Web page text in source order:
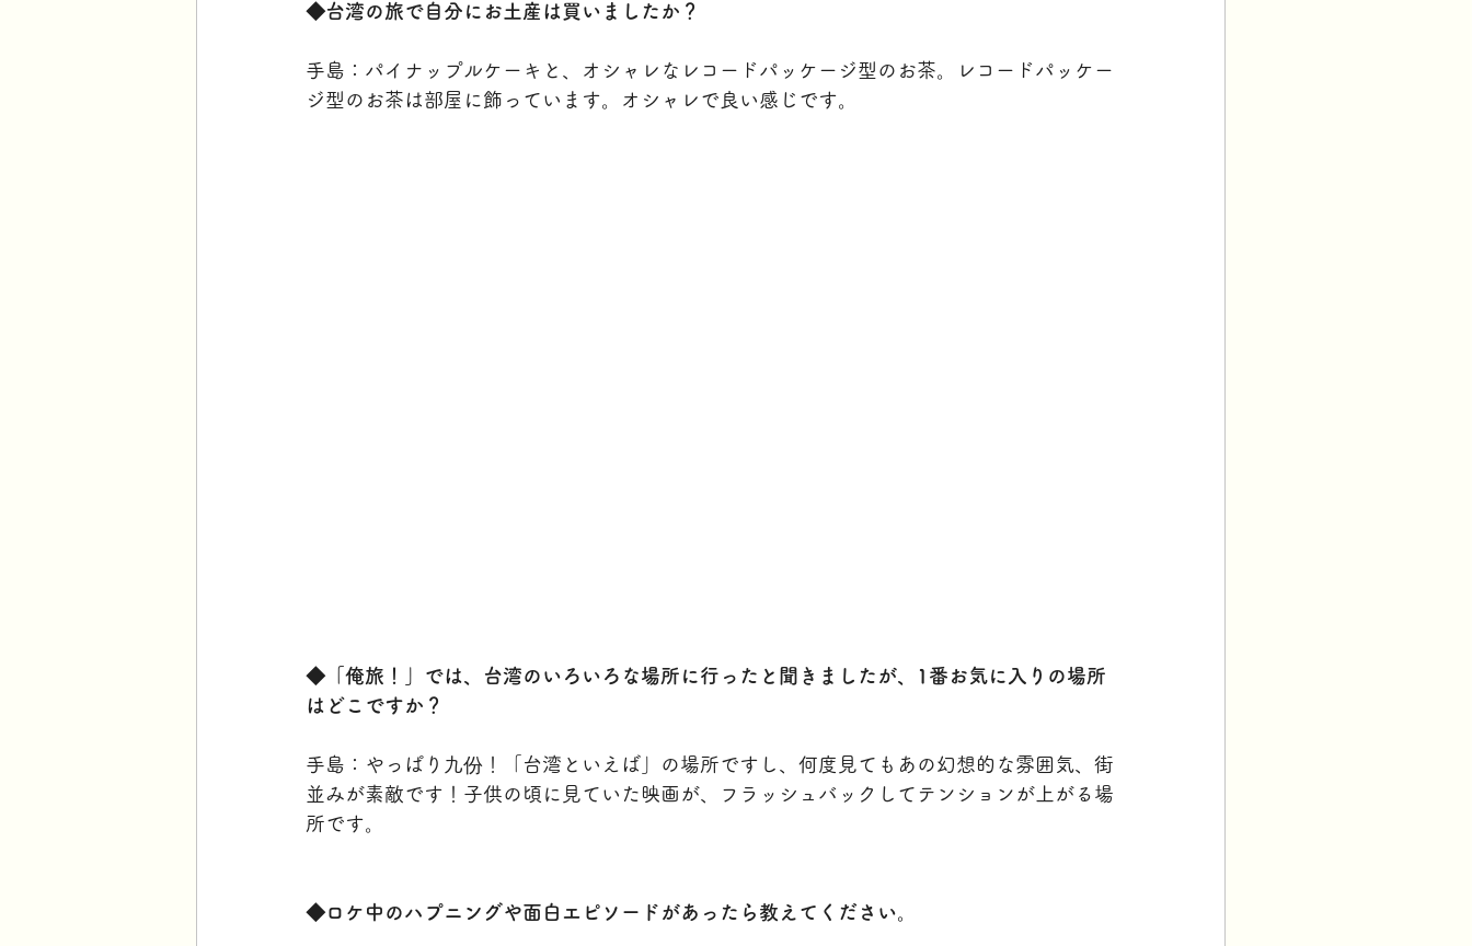
◆台湾の旅で自分にお土産は買いましたか？
手島：パイナップルケーキと、オシャレなレコードパッケージ型のお茶。レコードパッケー
ジ型のお茶は部屋に飾っています。オシャレで良い感じです。
◆「俺旅！」では、台湾のいろいろな場所に行ったと聞きましたが、1番お気に入りの場所
はどこですか？
手島：やっぱり九份！「台湾といえば」の場所ですし、何度見てもあの幻想的な雰囲気、街
並みが素敵です！子供の頃に見ていた映画が、フラッシュバックしてテンションが上がる場
所です。
◆ロケ中のハプニングや面白エピソードがあったら教えてください。